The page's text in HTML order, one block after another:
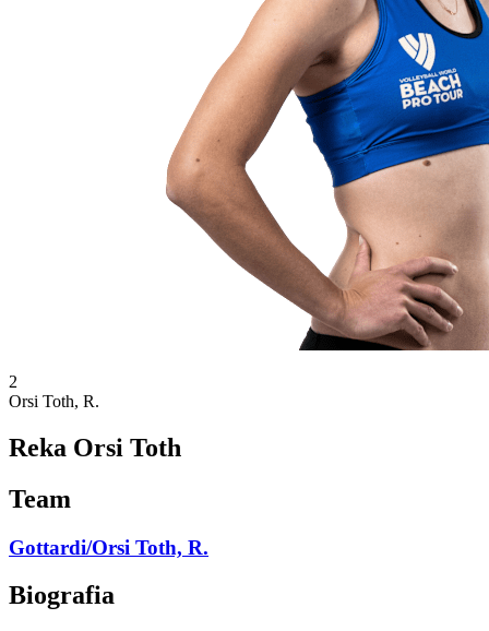
2
Orsi Toth, R.
Reka Orsi Toth
Team
Gottardi/Orsi Toth, R.
Biografia